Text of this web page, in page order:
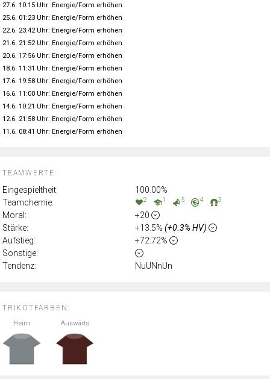
TRIKOTFARBEN:
Heim Auswärts
TEAMWERTE:
Eingespieltheit:
100.00%
Teamchemie:
2 1 5 4 3
Moral:
+20
Stärke:
+13.5% (+0.3% HV)
Aufstieg:
+72.72%
Sonstige:
Tendenz:
NuUNnUn
27.6. 10:15 Uhr: Energie/Form erhöhen
25.6. 01:23 Uhr: Energie/Form erhöhen
22.6. 23:42 Uhr: Energie/Form erhöhen
21.6. 21:52 Uhr: Energie/Form erhöhen
20.6. 17:56 Uhr: Energie/Form erhöhen
18.6. 11:31 Uhr: Energie/Form erhöhen
17.6. 19:58 Uhr: Energie/Form erhöhen
16.6. 11:00 Uhr: Energie/Form erhöhen
14.6. 10:21 Uhr: Energie/Form erhöhen
12.6. 21:58 Uhr: Energie/Form erhöhen
11.6. 08:41 Uhr: Energie/Form erhöhen